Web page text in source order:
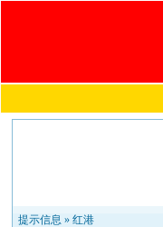
提示信息 »红港